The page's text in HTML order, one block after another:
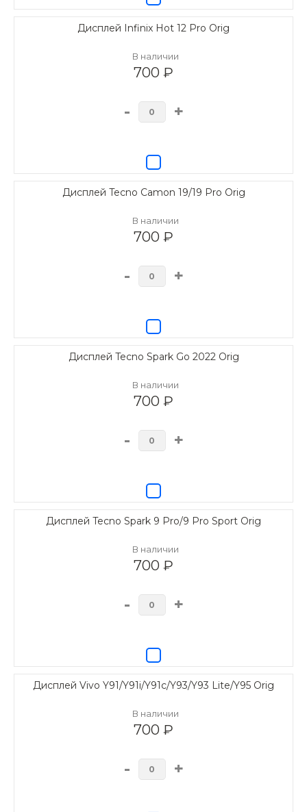
Дисплей Infinix Hot 12 Pro Orig
В наличии
700 ₽
- +
Дисплей Tecno Camon 19/19 Pro Orig
В наличии
700 ₽
- +
Дисплей Tecno Spark Go 2022 Orig
В наличии
700 ₽
- +
Дисплей Tecno Spark 9 Pro/9 Pro Sport Orig
В наличии
700 ₽
- +
Дисплей Vivo Y91/Y91i/Y91c/Y93/Y93 Lite/Y95 Orig
В наличии
700 ₽
- +